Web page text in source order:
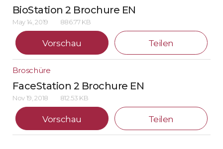
BioStation 2 Brochure EN
May 14, 2019 886.77 KB
Vorschau Teilen
Broschüre
FaceStation 2 Brochure EN
Nov 19, 2018 812.53 KB
Vorschau Teilen